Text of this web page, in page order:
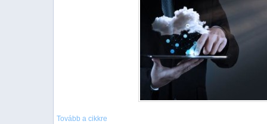
Tovább a cikkre